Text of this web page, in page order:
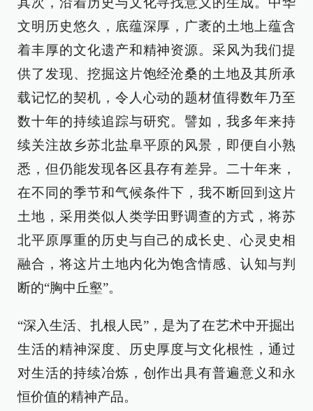
文明历史悠久，底蕴深厚，广袤的土地上蕴含
着丰厚的文化遗产和精神资源。采风为我们提
供了发现、挖掘这片饱经沧桑的土地及其所承
载记忆的契机，令人心动的题材值得数年乃至
数十年的持续追踪与研究。譬如，我多年来持
续关注故乡苏北盐阜平原的风景，即便自小熟
悉，但仍能发现各区县存有差异。二十年来，
在不同的季节和气候条件下，我不断回到这片
土地，采用类似人类学田野调查的方式，将苏
北平原厚重的历史与自己的成长史、心灵史相
融合，将这片土地内化为饱含情感、认知与判
断的“胸中丘壑”。
“深入生活、扎根人民”，是为了在艺术中开掘出
生活的精神深度、历史厚度与文化根性，通过
对生活的持续冶炼，创作出具有普遍意义和永
恒价值的精神产品。